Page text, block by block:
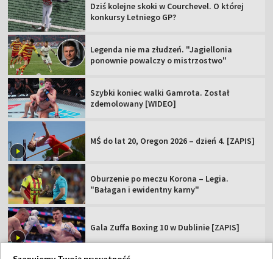
Dziś kolejne skoki w Courchevel. O której
konkursy Letniego GP?
Legenda nie ma złudzeń. "Jagiellonia
ponownie powalczy o mistrzostwo"
Szybki koniec walki Gamrota. Został
zdemolowany [WIDEO]
MŚ do lat 20, Oregon 2026 – dzień 4. [ZAPIS]
Oburzenie po meczu Korona – Legia.
"Bałagan i ewidentny karny"
Gala Zuffa Boxing 10 w Dublinie [ZAPIS]